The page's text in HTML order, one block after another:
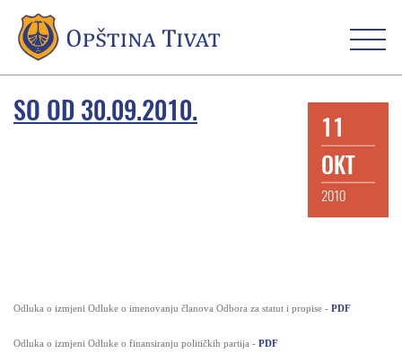
SO OD 30.09.2010.
11
OKT
2010
Odluka o izmjeni Odluke o imenovanju članova Odbora za statut i propise - PDF
Odluka o izmjeni Odluke o finansiranju političkih partija - PDF